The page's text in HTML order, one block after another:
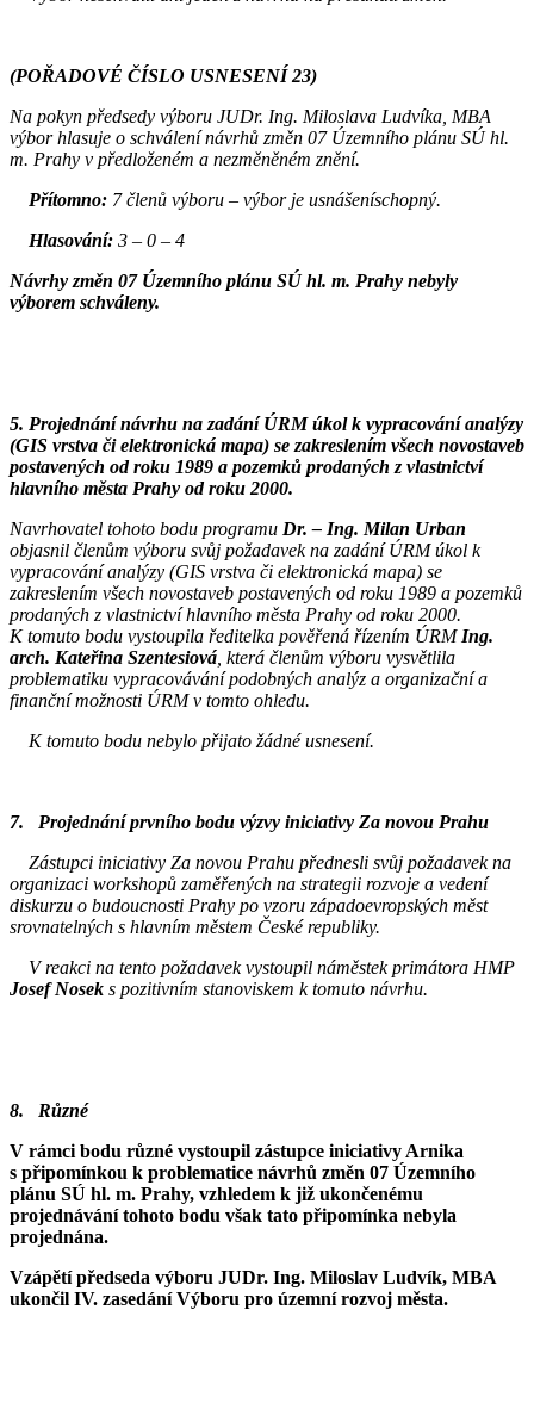
(POŘADOVÉ ČÍSLO USNESENÍ 23)
Na pokyn předsedy výboru JUDr. Ing. Miloslava Ludvíka, MBA
výbor hlasuje o schválení návrhů změn 07 Územního plánu SÚ hl.
m. Prahy v předloženém a nezměněném znění.
Přítomno: 7 členů výboru – výbor je usnášeníschopný.
Hlasování: 3 – 0 – 4
Návrhy změn 07 Územního plánu SÚ hl. m. Prahy nebyly
výborem schváleny.
5. Projednání návrhu na zadání ÚRM úkol k vypracování analýzy
(GIS vrstva či elektronická mapa) se zakreslením všech novostaveb
postavených od roku 1989 a pozemků prodaných z vlastnictví
hlavního města Prahy od roku 2000.
Navrhovatel tohoto bodu programu Dr. – Ing. Milan Urban
objasnil členům výboru svůj požadavek na zadání ÚRM úkol k
vypracování analýzy (GIS vrstva či elektronická mapa) se
zakreslením všech novostaveb postavených od roku 1989 a pozemků
prodaných z vlastnictví hlavního města Prahy od roku 2000.
K tomuto bodu vystoupila ředitelka pověřená řízením ÚRMIng.
arch. Kateřina Szentesiová, která členům výboru vysvětlila
problematiku vypracovávání podobných analýz a organizační a
finanční možnosti ÚRM v tomto ohledu.
K tomuto bodu nebylo přijato žádné usnesení.
7. Projednání prvního bodu výzvy iniciativy Za novou Prahu
Zástupci iniciativy Za novou Prahu přednesli svůj požadavek na
organizaci workshopů zaměřených na strategii rozvoje a vedení
diskurzu o budoucnosti Prahy po vzoru západoevropských měst
srovnatelných s hlavním městem České republiky.
V reakci na tento požadavek vystoupil náměstek primátora HMP
Josef Nosek s pozitivním stanoviskem k tomuto návrhu.
8. Různé
V rámci bodu různé vystoupil zástupce iniciativy Arnika
s připomínkou k problematice návrhů změn 07 Územního
plánu SÚ hl. m. Prahy, vzhledem k již ukončenému
projednávání tohoto bodu však tato připomínka nebyla
projednána.
Vzápětí předseda výboru JUDr. Ing. Miloslav Ludvík, MBA
ukončil IV. zasedání Výboru pro územní rozvoj města.